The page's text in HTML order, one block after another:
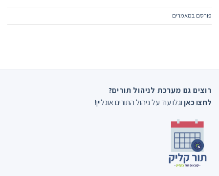
פורסם במאמרים
רוצים גם מערכת לניהול תורים?
לחצו כאןוגלו עוד על ניהול התורים אונליין!